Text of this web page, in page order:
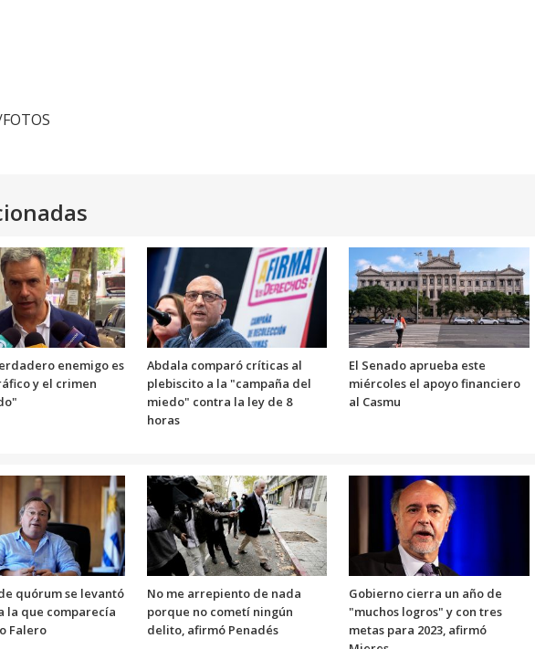
enemigo es
y el crimen
Abdala comparó críticas al
plebiscito a la "campaña del
miedo" contra la ley de 8
horas
El Senado aprueba este
miércoles el apoyo financiero
al Casmu
quórum se levantó
la que comparecía
Falero
No me arrepiento de nada
porque no cometí ningún
delito, afirmó Penadés
Gobierno cierra un año de
"muchos logros" y con tres
metas para 2023, afirmó